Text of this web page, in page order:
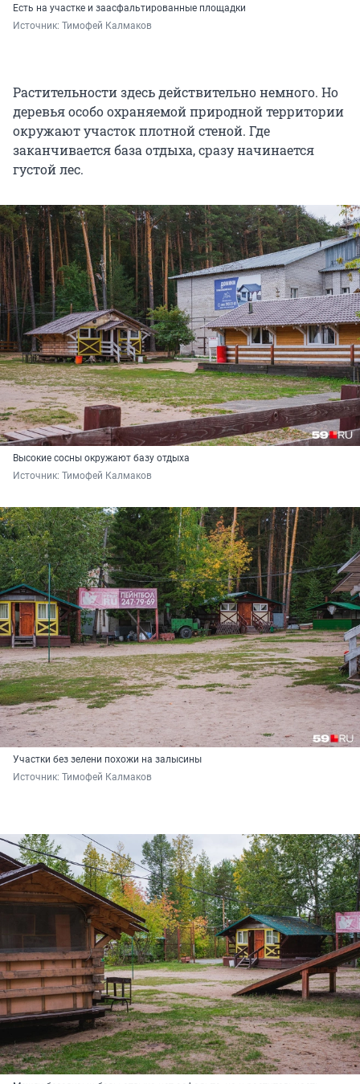
Есть на участке и заасфальтированные площадки
Источник: Тимофей Калмаков
Растительности здесь действительно немного. Но
деревья особо охраняемой природной территории
окружают участок плотной стеной. Где
заканчивается база отдыха, сразу начинается
густой лес.
Высокие сосны окружают базу отдыха
Источник: Тимофей Калмаков
Участки без зелени похожи на залысины
Источник: Тимофей Калмаков